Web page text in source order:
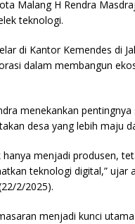
Malang H Rendra
teknologi.
di Kantor Kemendes di
dalam membangun
menekankan
desa yang lebih maju
hanya menjadi produsen,
teknologi digital,” ujar
2/2025).
menjadi kunci